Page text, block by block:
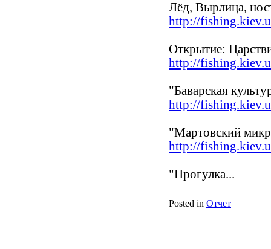
Лёд, Вырлица,
http://
Открытие:
http://
"Баварская
http://
"Мартовский
http://
"Прогулка...
Posted in Отчет